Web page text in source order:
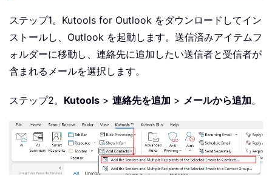
ステップ1。Kutools for Outlook をダウンロードしてイン
ストールし、Outlook を起動します。送信済みアイテムフ
ォルダーに移動し、連絡先に追加したい送信者と受信者が
含まれるメールを選択します。
ステップ2。 Kutools > 連絡先を追加 > メールから追加。